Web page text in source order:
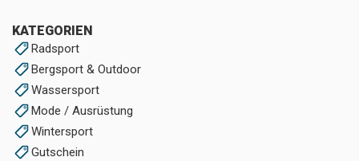
KATEGORIEN
Radsport
Bergsport & Outdoor
Wassersport
Mode / Ausrüstung
Wintersport
Gutschein